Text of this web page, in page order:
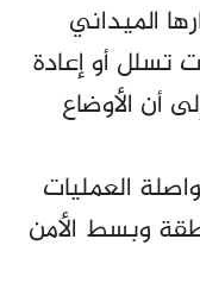
الميداني
تسلل أو إعادة
أن الأوضاع
العمليات
وبسط الأمن